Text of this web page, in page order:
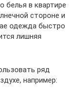
белья в квартире
стороне и
одежда быстро
лишняя
ряд
например: